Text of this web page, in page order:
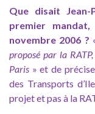
Que disait Jean-
premier
novembre 2006 ?
proposé par la
Paris » et de
des Transports
projet et pas à la